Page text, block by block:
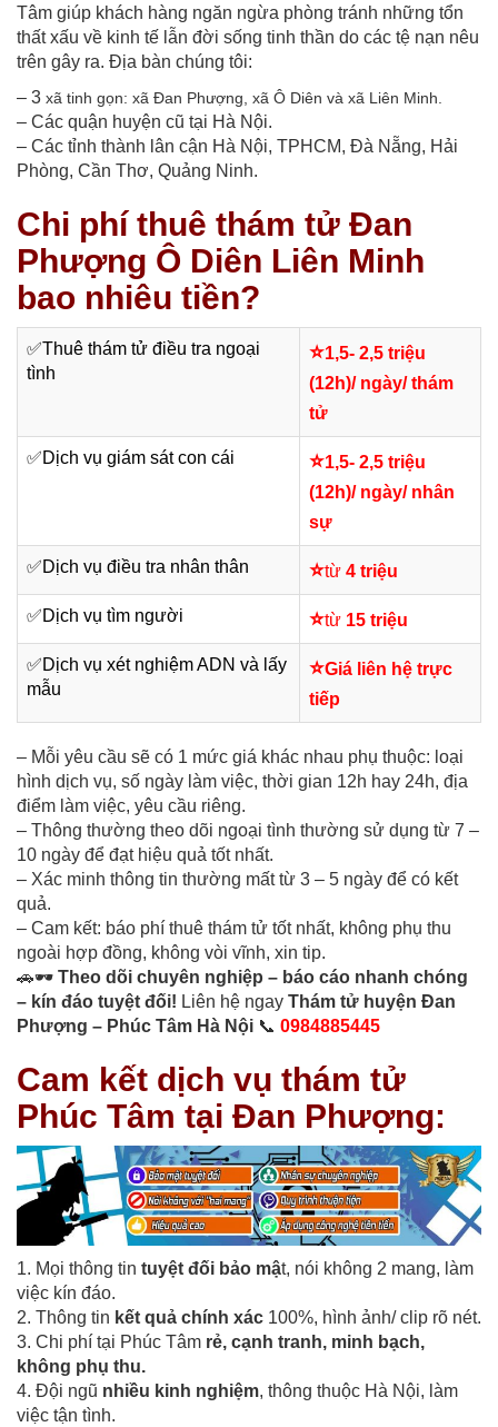
Tâm giúp khách hàng ngăn ngừa phòng tránh những tổn
thất xấu về kinh tế lẫn đời sống tinh thần do các tệ nạn nêu
trên gây ra. Địa bàn chúng tôi:
– 3 xã tinh gọn: xã Đan Phượng, xã Ô Diên và xã Liên Minh.
– Các quận huyện cũ tại Hà Nội.
– Các tỉnh thành lân cận Hà Nội, TPHCM, Đà Nẵng, Hải
Phòng, Cần Thơ, Quảng Ninh.
Chi phí thuê thám tử Đan
Phượng Ô Diên Liên Minh
bao nhiêu tiền?
✅Thuê thám tử điều tra ngoại
tình
⭐1,5- 2,5 triệu
(12h)/ ngày/ thám
tử
✅Dịch vụ giám sát con cái ⭐1,5- 2,5 triệu
(12h)/ ngày/ nhân
sự
✅Dịch vụ điều tra nhân thân ⭐từ 4 triệu
✅Dịch vụ tìm người ⭐từ 15 triệu
✅Dịch vụ xét nghiệm ADN và lấy
mẫu
⭐Giá liên hệ trực
tiếp
– Mỗi yêu cầu sẽ có 1 mức giá khác nhau phụ thuộc: loại
hình dịch vụ, số ngày làm việc, thời gian 12h hay 24h, địa
điểm làm việc, yêu cầu riêng.
– Thông thường theo dõi ngoại tình thường sử dụng từ 7 –
10 ngày để đạt hiệu quả tốt nhất.
– Xác minh thông tin thường mất từ 3 – 5 ngày để có kết
quả.
– Cam kết: báo phí thuê thám tử tốt nhất, không phụ thu
ngoài hợp đồng, không vòi vĩnh, xin tip.
🚗🕶️ Theo dõi chuyên nghiệp – báo cáo nhanh chóng
– kín đáo tuyệt đối! Liên hệ ngay Thám tử huyện Đan
Phượng – Phúc Tâm Hà Nội 📞 0984885445
Cam kết dịch vụ thám tử
Phúc Tâm tại Đan Phượng:
1. Mọi thông tin tuyệt đối bảo mật, nói không 2 mang, làm
việc kín đáo.
2. Thông tin kết quả chính xác 100%, hình ảnh/ clip rõ nét.
3. Chi phí tại Phúc Tâm rẻ, cạnh tranh, minh bạch,
không phụ thu.
4. Đội ngũ nhiều kinh nghiệm, thông thuộc Hà Nội, làm
việc tận tình.